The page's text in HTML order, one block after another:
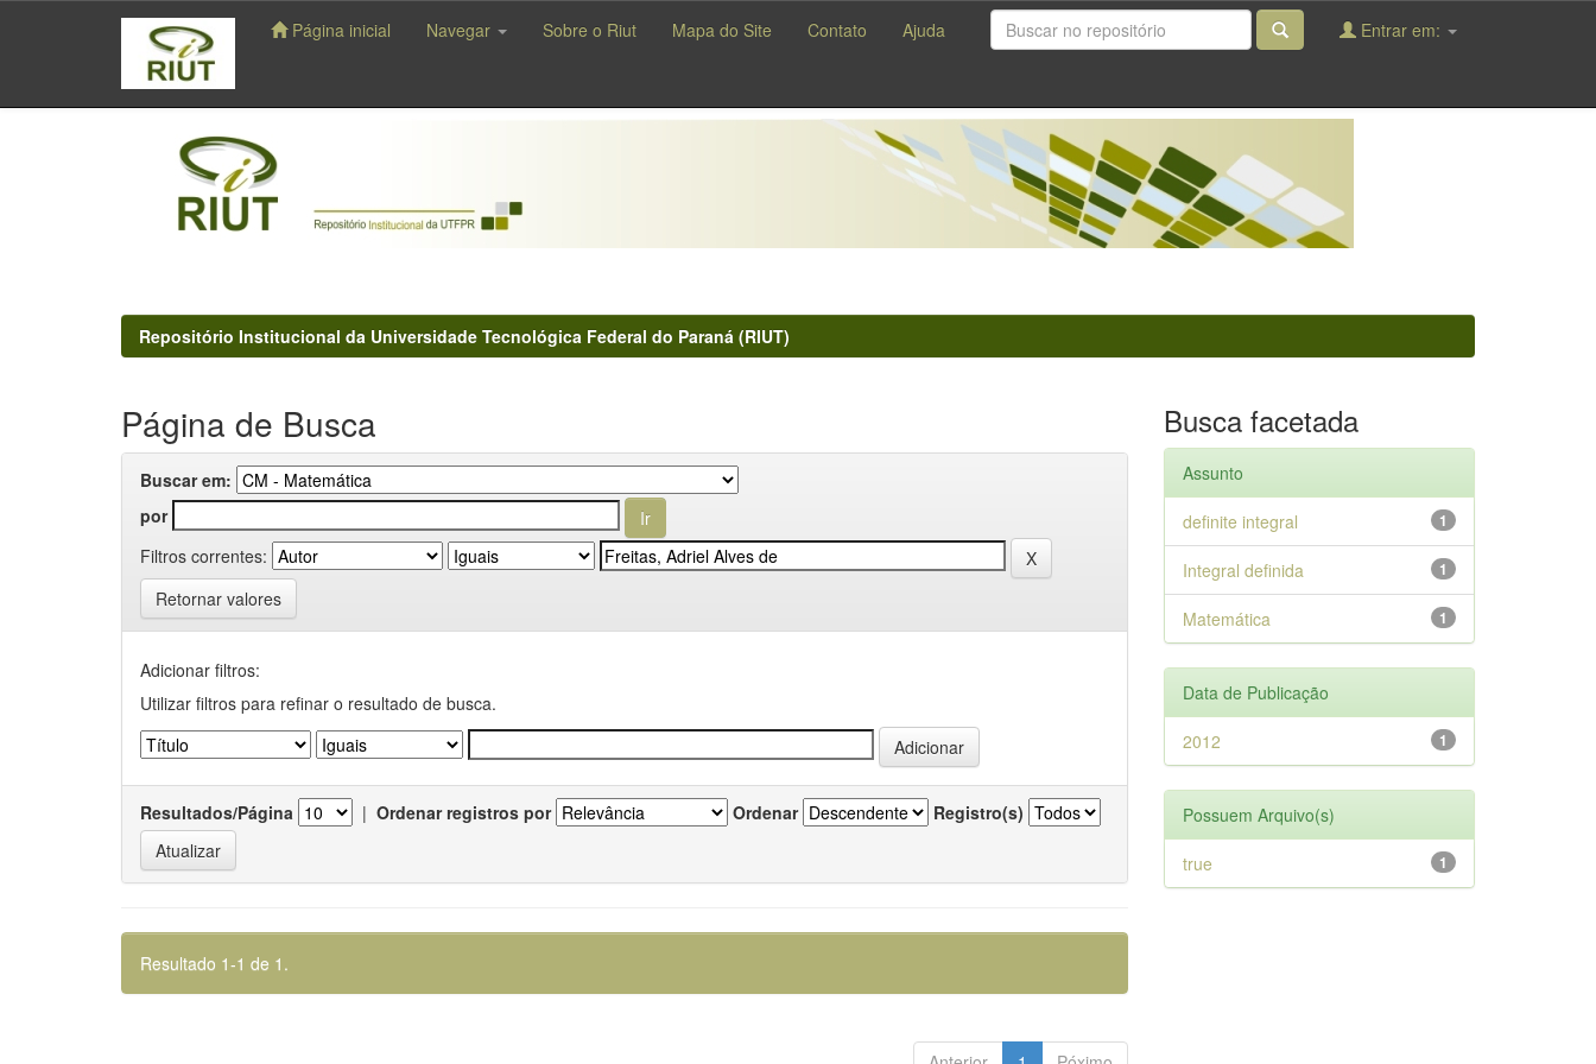
navigation
Página inicial Navegar Sobre o Riut Mapa do Site Contato Ajuda Entrar em:
Repositório Institucional da Universidade Tecnológica Federal do Paraná (RIUT)
Página de Busca
Buscar em:
por
Filtros correntes:
Retornar valores
Adicionar filtros:
Utilizar filtros para refinar o resultado de busca.
Resultados/Página | Ordenar registros por Ordenar Registro(s)
Resultado 1-1 de 1.
Busca facetada
Assunto
1
definite integral
1
Integral definida
1
Matemática
Data de Publicação
1
2012
Possuem Arquivo(s)
1
true